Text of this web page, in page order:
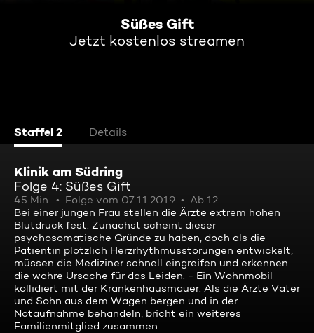
Süßes Gift
Jetzt kostenlos streamen
Staffel 2 Details
Klinik am Südring
Folge 4: Süßes Gift
45 Min. Folge vom 07.11.2019
Ab 12
Bei einer jungen Frau stellen die Ärzte extrem hohen
Blutdruck fest. Zunächst scheint dieser
psychosomatische Gründe zu haben, doch als die
Patientin plötzlich Herzrhythmusstörungen entwickelt,
müssen die Mediziner schnell eingreifen und erkennen
die wahre Ursache für das Leiden. - Ein Wohnmobil
kollidiert mit der Krankenhausmauer. Als die Ärzte Vater
und Sohn aus dem Wagen bergen und in der
Notaufnahme behandeln, bricht ein weiteres
Familienmitglied zusammen.